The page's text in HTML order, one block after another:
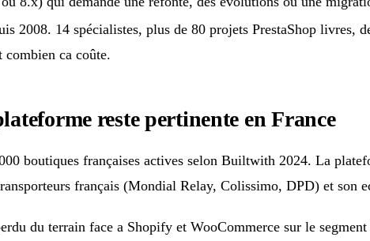
2008. 14 spécialistes, plus de 80 projets PrestaShop livres,
ca coûte.
reste pertinente en France
boutiques françaises actives selon Builtwith 2024. La
français (Mondial Relay, Colissimo, DPD) et son
du terrain face a Shopify et WooCommerce sur le